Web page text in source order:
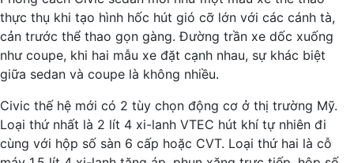
thực thụ khi tạo hình hốc hút gió cỡ lớn với các cánh tà,
cản trước thể thao gọn gàng. Đường trần xe dốc xuống
như coupe, khi hai mẫu xe đặt cạnh nhau, sự khác biệt
giữa sedan và coupe là không nhiều.
Civic thế hệ mới có 2 tùy chọn động cơ ở thị trường Mỹ.
Loại thứ nhất là 2 lít 4 xi-lanh VTEC hút khí tự nhiên đi
cùng với hộp số sàn 6 cấp hoặc CVT. Loại thứ hai là cỗ